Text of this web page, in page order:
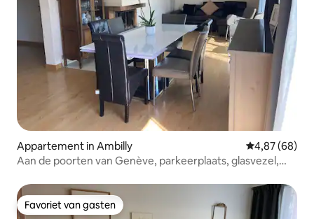
Appartement in Ambilly Gemiddelde
4,87 (68)
Aan de poorten van Genève, parkeerplaats, glasvezel,
Favoriet van gasten
Favoriet van gasten